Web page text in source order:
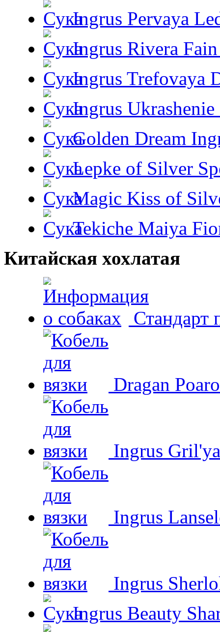
Ingrus Pervaya
Ingrus Rivera
Ingrus Trefovaya
Ingrus Ukrashenie
Golden Dream
Lepke of Silver
Magic Kiss of
Tekiche Maiya
Китайская хохлатая
Dragan
Ingrus
Ingrus
Ingrus
Ingrus Beauty